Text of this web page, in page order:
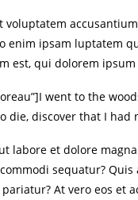
enim ipsam luptatem
est, qui dolorem
went to the
die, discover that I had
labore et dolore
sequatur?
At vero eos